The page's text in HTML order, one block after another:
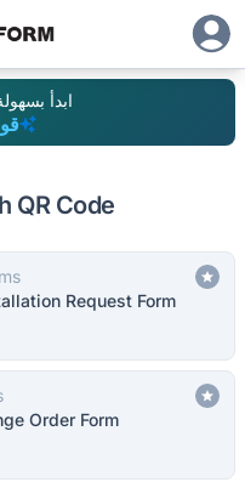
ابدأ
QR Code
Request Form
Order Form